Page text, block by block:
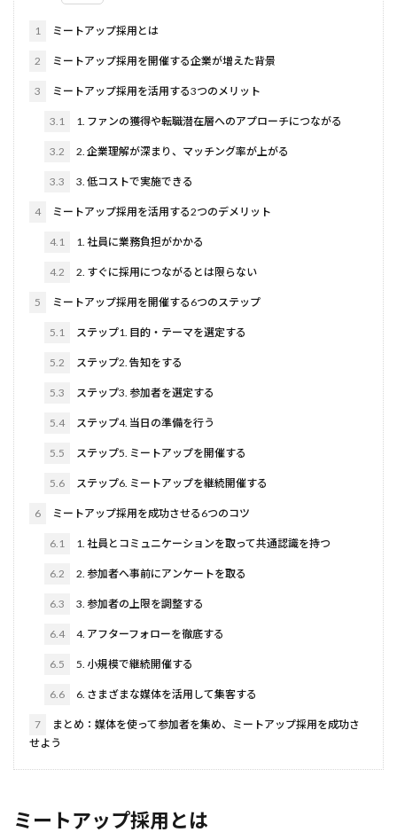
1 ミートアップ採用とは
2 ミートアップ採用を開催する企業が増えた背景
3 ミートアップ採用を活用する3つのメリット
3.1 1. ファンの獲得や転職潜在層へのアプローチにつながる
3.2 2. 企業理解が深まり、マッチング率が上がる
3.3 3. 低コストで実施できる
4 ミートアップ採用を活用する2つのデメリット
4.1 1. 社員に業務負担がかかる
4.2 2. すぐに採用につながるとは限らない
5 ミートアップ採用を開催する6つのステップ
5.1 ステップ1. 目的・テーマを選定する
5.2 ステップ2. 告知をする
5.3 ステップ3. 参加者を選定する
5.4 ステップ4. 当日の準備を行う
5.5 ステップ5. ミートアップを開催する
5.6 ステップ6. ミートアップを継続開催する
6 ミートアップ採用を成功させる6つのコツ
6.1 1. 社員とコミュニケーションを取って共通認識を持つ
6.2 2. 参加者へ事前にアンケートを取る
6.3 3. 参加者の上限を調整する
6.4 4. アフターフォローを徹底する
6.5 5. 小規模で継続開催する
6.6 6. さまざまな媒体を活用して集客する
7
まとめ：媒体を使って参加者を集め、ミートアップ採用を成功さ
せよう
ミートアップ採用とは